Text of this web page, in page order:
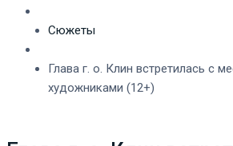
Сюжеты
Глава г. о. Клин встретилась с
художниками (12+)